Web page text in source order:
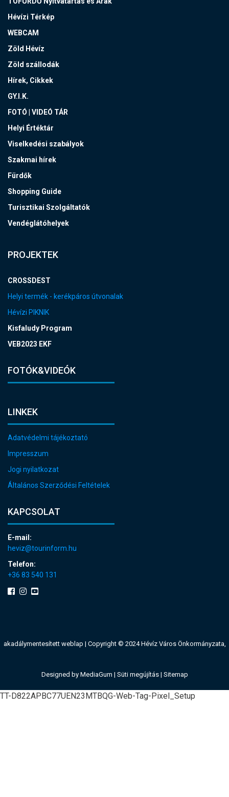
Hévízi Térkép
WEBCAM
Zöld Hévíz
Zöld szállodák
Hírek, Cikkek
GY.I.K.
FOTÓ | VIDEÓ TÁR
Helyi Értéktár
Viselkedési szabályok
Szakmai hírek
Fürdők
Shopping Guide
Turisztikai Szolgáltatók
Vendéglátóhelyek
PROJEKTEK
CROSSDEST
Helyi termék - kerékpáros útvonalak
Hévízi PIKNIK
Kisfaludy Program
VEB2023 EKF
FOTÓK&VIDEÓK
LINKEK
Adatvédelmi tájékoztató
Impresszum
Jogi nyilatkozat
Általános Szerződési Feltételek
KAPCSOLAT
E-mail:
heviz@tourinform.hu
Telefon:
+36 83 540 131
akadálymentesített weblap | Copyright © 2024 Hévíz Város Önkormányzata,
Designed by MediaGum | Süti megújítás | Sitemap
TT-D822APBC77UEN23MTBQG-Web-Tag-Pixel_Setup